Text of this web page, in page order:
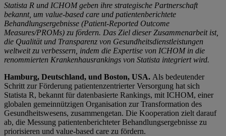
Statista R und ICHOM geben ihre strategische Partnerschaft
bekannt, um value-based care und patientenberichtete
Behandlungsergebnisse (Patient-Reported Outcome
Measures/PROMs) zu fördern. Das Ziel dieser Zusammenarbeit ist,
die Qualität und Transparenz von Gesundheitsdienstleistungen
weltweit zu verbessern, indem die Expertise von ICHOM in die
renommierten Krankenhausrankings von Statista integriert wird.
Hamburg, Deutschland, und Boston, USA. Als bedeutender
Schritt zur Förderung patientenzentrierter Versorgung hat sich
Statista R, bekannt für datenbasierte Rankings, mit ICHOM, einer
globalen gemeinnützigen Organisation zur Transformation des
Gesundheitswesens, zusammengetan. Die Kooperation zielt darauf
ab, die Messung patientenberichteter Behandlungsergebnisse zu
priorisieren und value-based care zu fördern.